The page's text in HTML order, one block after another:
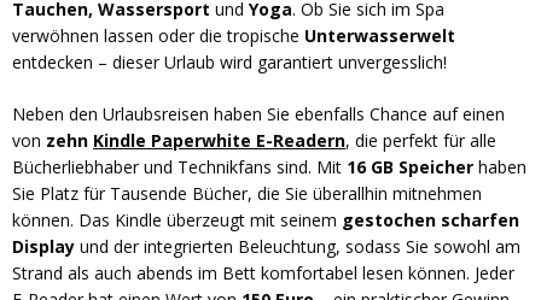
Tauchen, Wassersport und Yoga. Ob Sie sich im Spa
verwöhnen lassen oder die tropische Unterwasserwelt
entdecken – dieser Urlaub wird garantiert unvergesslich!
Neben den Urlaubsreisen haben Sie ebenfalls Chance auf einen
von zehn Kindle Paperwhite E-Readern, die perfekt für alle
Bücherliebhaber und Technikfans sind. Mit 16 GB Speicher haben
Sie Platz für Tausende Bücher, die Sie überallhin mitnehmen
können. Das Kindle überzeugt mit seinem gestochen scharfen
Display und der integrierten Beleuchtung, sodass Sie sowohl am
Strand als auch abends im Bett komfortabel lesen können. Jeder